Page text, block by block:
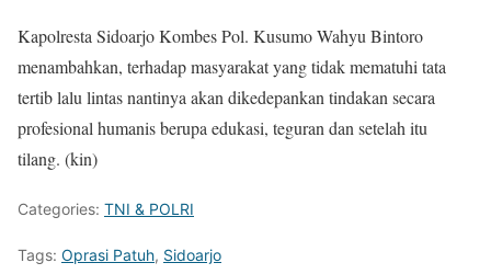
Kapolresta Sidoarjo Kombes Pol. Kusumo Wahyu Bintoro
menambahkan, terhadap masyarakat yang tidak mematuhi tata
tertib lalu lintas nantinya akan dikedepankan tindakan secara
profesional humanis berupa edukasi, teguran dan setelah itu
tilang. (kin)
Categories: TNI & POLRI
Tags: Oprasi Patuh, Sidoarjo